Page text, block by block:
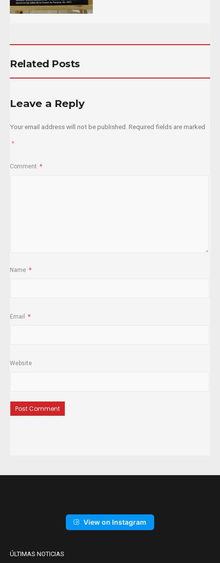
Related Posts
Leave a Reply
Your email address will not be published. Required fields are marked
*
Comment *
Name *
Email *
Website
View on Instagram
ÚLTIMAS NOTICIAS